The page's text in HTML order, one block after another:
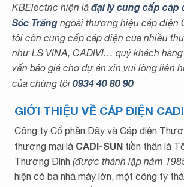
KBElectric hiện là đại lý cung cấp cáp
Sóc Trăng ngoài thương hiệu cáp điện
tôi còn cung cấp cáp điện của nhiều
như LS VINA, CADIVI… quý khách
vấn báo giá cho dự án xin vui lòng liên
của chúng tôi 0934 40 80 90
GIỚI THIỆU VỀ CÁP ĐIỆN
Công ty Cổ phần Dây và Cáp điện
thương mại là CADI-SUN tiền thân là
Thượng Đình(được thành lập năm
hiện có ba nhà máy lớn, một công ty